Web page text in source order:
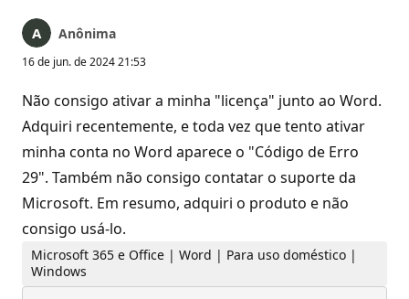
Anônima
16 de jun. de 2024 21:53
Não consigo ativar a minha "licença" junto ao Word.
Adquiri recentemente, e toda vez que tento ativar
minha conta no Word aparece o "Código de Erro
29". Também não consigo contatar o suporte da
Microsoft. Em resumo, adquiri o produto e não
consigo usá-lo.
Microsoft 365 e Office | Word | Para uso doméstico |
Windows